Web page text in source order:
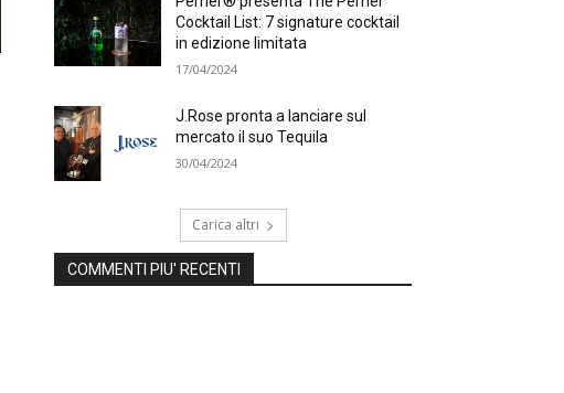
Cocktail List: 7 signature cocktail
in edizione limitata
17/04/2024
J.Rose pronta a lanciare sul
mercato il suo Tequila
30/04/2024
Carica altri
COMMENTI PIU' RECENTI